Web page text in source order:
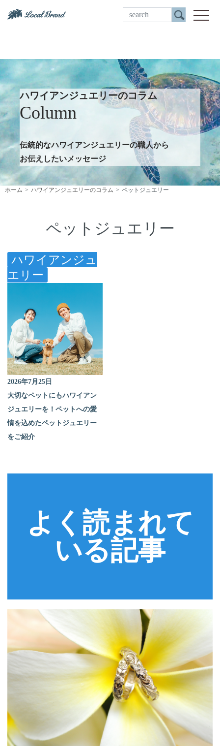
ご来店予約
ハワイアンジュエリーのコラム
Column
伝統的なハワイアンジュエリーの職人から
お伝えしたいメッセージ
ホーム ハワイアンジュエリーのコラム ペットジュエリー
ペットジュエリー
ハワイアンジュ
エリー
2026年7月25日
大切なペットにもハワイアン
ジュエリーを！ペットへの愛
情を込めたペットジュエリー
をご紹介
よく読まれて
いる記事